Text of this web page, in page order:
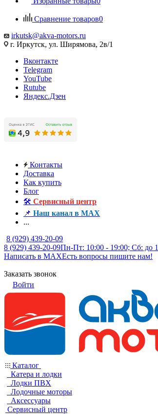
Сравнение товаров0
irkutsk@akva-motors.ru
г. Иркутск, ул. Ширямова, 2в/1
Вконтакте
Telegram
YouTube
Rutube
Яндекс.Дзен
Контакты
Доставка
Как купить
Блог
🛠️ Сервисный центр
📌 Наш канал в MAX
...
8 (929) 439-20-09
8 (929) 439-20-09Пн-Пт: 10:00 - 19:00; Сб: до
Написать в MAXЕсть вопросы пишите нам!
Заказать звонок
Войти
Каталог
Катера и лодки
Лодки ПВХ
Лодочные моторы
Аксессуары
Сервисный центр